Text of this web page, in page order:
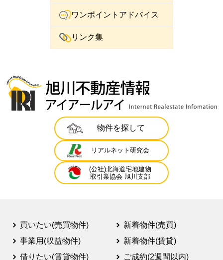
ワンポイントアドバイス
リンク集
物件を探して
リアルネット研究会
(公社)北海道宅地建物
取引業協会 旭川支部
買いたい(売買物件)
事業用(収益物件)
借りたい(賃貸物件)
新着物件(売買)
新着物件(賃貸)
ご成約(2週間以内)